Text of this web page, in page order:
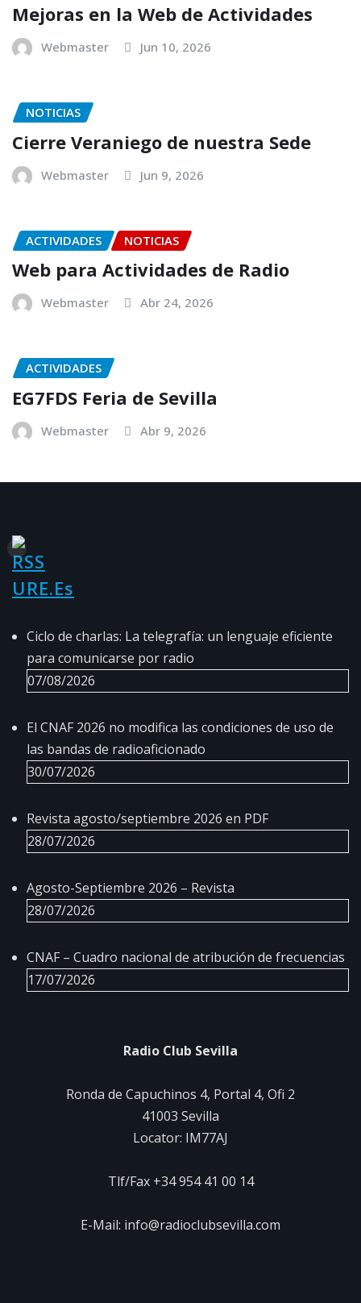
Mejoras en la Web de Actividades
Webmaster Jun 10, 2026
NOTICIAS
Cierre Veraniego de nuestra Sede
Webmaster Jun 9, 2026
ACTIVIDADES NOTICIAS
Web para Actividades de Radio
Webmaster Abr 24, 2026
ACTIVIDADES
EG7FDS Feria de Sevilla
Webmaster Abr 9, 2026
URE.es
Ciclo de charlas: La telegrafía: un lenguaje eficiente
para comunicarse por radio
07/08/2026
El CNAF 2026 no modifica las condiciones de uso de
las bandas de radioaficionado
30/07/2026
Revista agosto/septiembre 2026 en PDF
28/07/2026
Agosto-Septiembre 2026 – Revista
28/07/2026
CNAF – Cuadro nacional de atribución de frecuencias
17/07/2026
Radio Club Sevilla
Ronda de Capuchinos 4, Portal 4, Ofi 2
41003 Sevilla
Locator: IM77AJ
Tlf/Fax +34 954 41 00 14
E-Mail: info@radioclubsevilla.com